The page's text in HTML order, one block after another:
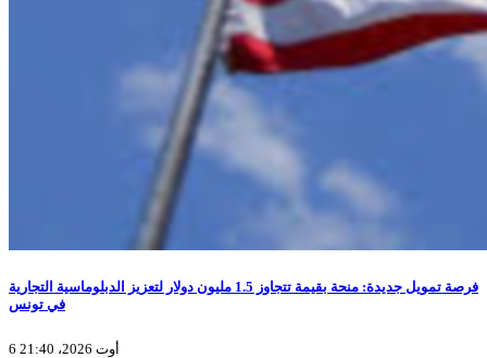
فرصة تمويل جديدة: منحة بقيمة تتجاوز 1.5 مليون دولار لتعزيز الدبلوماسية التجارية
في تونس
6 أوت 2026، 21:40